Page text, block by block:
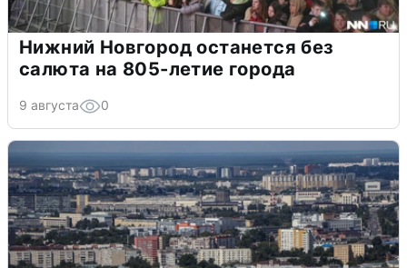
Нижний Новгород останется без
салюта на 805-летие города
9 августа 0